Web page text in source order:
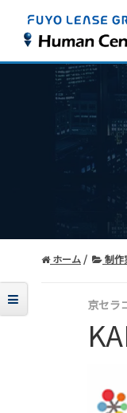
ホーム 制作
京セラ